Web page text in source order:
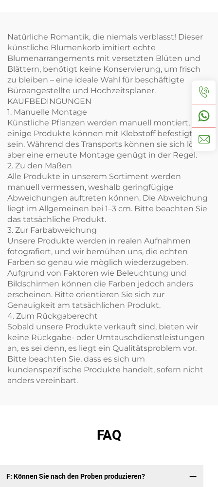
Natürliche Romantik, die niemals verblasst! Dieser
künstliche Blumenkorb imitiert echte
Blumenarrangements mit versetzten Blüten und
Blättern, benötigt keine Konservierung, um frisch
zu bleiben – eine ideale Wahl für beschäftigte
Büroangestellte und Hochzeitsplaner.
KAUFBEDINGUNGEN
1. Manuelle Montage
Künstliche Pflanzen werden manuell montiert, und
einige Produkte können mit Klebstoff befestigt
sein. Während des Transports können sie sich lösen,
aber eine erneute Montage genügt in der Regel.
2. Zu den Maßen
Alle Produkte in unserem Sortiment werden
manuell vermessen, weshalb geringfügige
Abweichungen auftreten können. Die Abweichung
liegt im Allgemeinen bei 1–3 cm. Bitte beachten Sie
das tatsächliche Produkt.
3. Zur Farbabweichung
Unsere Produkte werden in realen Aufnahmen
fotografiert, und wir bemühen uns, die echten
Farben so genau wie möglich wiederzugeben.
Aufgrund von Faktoren wie Beleuchtung und
Bildschirmen können die Farben jedoch anders
erscheinen. Bitte orientieren Sie sich zur
Genauigkeit am tatsächlichen Produkt.
4. Zum Rückgaberecht
Sobald unsere Produkte verkauft sind, bieten wir
keine Rückgabe- oder Umtauschdienstleistungen
an, es sei denn, es liegt ein Qualitätsproblem vor.
Bitte beachten Sie, dass es sich um
kundenspezifische Produkte handelt, sofern nicht
anders vereinbart.
FAQ
F: Können Sie nach den Proben produzieren?